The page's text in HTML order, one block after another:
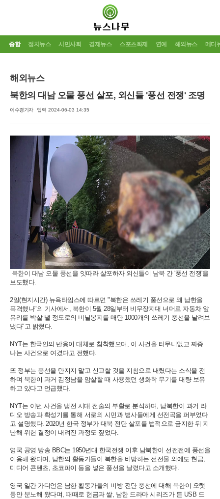
종합 정치뉴스 시민사회 경제뉴스 스포츠화제 연예 해외뉴스 메디
해외뉴스
북한의 대남 오물 풍선 살포, 외신들 '풍선 전쟁' 조명
이수경기자 입력 2024-06-03 14:35
북한이 대남 오물 풍선을 잇따라 살포하자 외신들이 남북 간 '풍선 전쟁'을
보도했다.
2일(현지시간) 뉴욕타임스에 따르면 "북한은 쓰레기 풍선으로 왜 남한을
폭격했나"의 기사에서, 북한이 5월 28일부터 비무장지대 너머로 자동차 앞
유리를 박살 낼 정도로의 비닐봉지를 매단 1000개의 쓰레기 풍선을 날려보
냈다"고 밝혔다.
NYT는 한국인의 반응이 대체로 침착했으며, 이 사건을 터무니없고 짜증
나는 사건으로 여겼다고 전했다.
또 정부는 풍선을 만지지 말고 신고할 것을 지침으로 내렸다는 소식을 전
하며 북한이 과거 김정남을 암살할 때 사용했던 생화학 무기를 대량 보유
하고 있다고 언급했다.
NYT는 이번 사건을 냉전 시대 전술의 부활로 분석하며, 남북한이 과거 라
디오 방송과 확성기를 통해 서로의 시민과 병사들에게 선전곡을 퍼부었다
고 설명했다. 2020년 한국 정부가 대북 전단 살포를 법적으로 금지한 뒤 지
난해 위헌 결정이 내려진 과정도 짚었다.
영국 공영 방송 BBC는 1950년대 한국전쟁 이후 남북한이 선전전에 풍선을
이용해 왔다며, 남한의 활동가들이 북한을 비방하는 선전물 외에도 현금,
미디어 콘텐츠, 초코파이 등을 넣은 풍선을 날렸다고 소개했다.
영국 일간 가디언은 남한 활동가들의 비방 전단 풍선에 대해 북한이 오랫
동안 분노해 왔다며, 때때로 현금과 쌀, 남한 드라마 시리즈가 든 USB 드